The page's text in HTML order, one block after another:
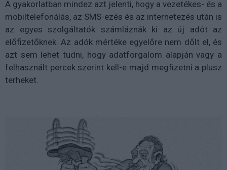
A gyakorlatban mindez azt jelenti, hogy a vezetékes- és a
mobiltelefonálás, az SMS-ezés és az internetezés után is
az egyes szolgáltatók számláznák ki az új adót az
előfizetőknek. Az adók mértéke egyelőre nem dőlt el, és
azt sem lehet tudni, hogy adatforgalom alapján vagy a
felhasznált percek szerint kell-e majd megfizetni a plusz
terheket.